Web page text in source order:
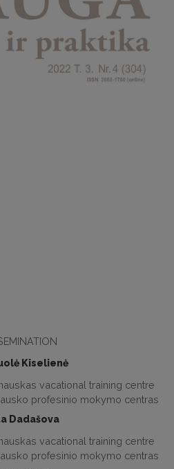
Kiselienė
vacational training centre
profesinio mokymo centras
Dadašova
vacational training centre
profesinio mokymo centras